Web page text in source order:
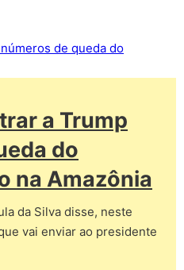
a Trump
do
na Amazônia
da Silva disse, neste
vai enviar ao presidente